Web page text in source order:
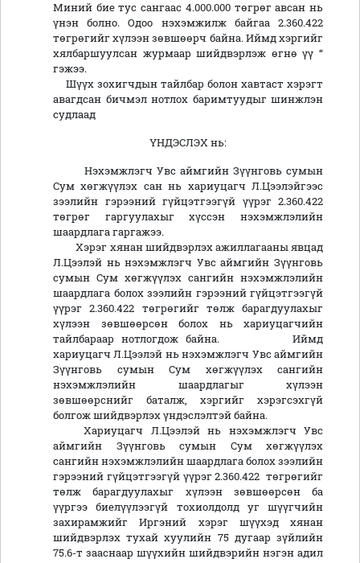
Миний бие тус сангаас 4.000.000 төгрөг авсан нь
үнэн болно. Одоо нэхэмжилж байгаа 2.360.422
төгрөгийг хүлээн зөвшөөрч байна. Иймд хэргийг
хялбаршуулсан журмаар шийдвэрлэж өгнө үү “
гэжээ.
Шүүх зохигчдын тайлбар болон хавтаст хэрэгт
авагдсан бичмэл нотлох баримтуудыг шинжлэн
судлаад
ҮНДЭСЛЭХ нь:
Нэхэмжлэгч Увс аймгийн Зүүнговь сумын
Сум хөгжүүлэх сан нь хариуцагч Л.Цээлэйгээс
зээлийн гэрээний гүйцэтгээгүй үүрэг 2.360.422
төгрөг гаргуулахыг хүссэн нэхэмжлэлийн
шаардлага гаргажээ.
Хэрэг хянан шийдвэрлэх ажиллагааны явцад
Л.Цээлэй нь нэхэмжлэгч Увс аймгийн Зүүнговь
сумын Сум хөгжүүлэх сангийн нэхэмжлэлийн
шаардлага болох зээлийн гэрээний гүйцэтгээгүй
үүрэг 2.360.422 төгрөгийг төлж барагдуулахыг
хүлээн зөвшөөрсөн болох нь хариуцагчийн
тайлбараар нотлогдож байна. Иймд
хариуцагч Л.Цээлэй нь нэхэмжлэгч Увс аймгийн
Зүүнговь сумын Сум хөгжүүлэх сангийн
нэхэмжлэлийн шаардлагыг хүлээн
зөвшөөрснийг баталж, хэргийг хэрэгсэхгүй
болгож шийдвэрлэх үндэслэлтэй байна.
Хариуцагч Л.Цээлэй нь нэхэмжлэгч Увс
аймгийн Зүүнговь сумын Сум хөгжүүлэх
сангийн нэхэмжлэлийн шаардлага болох зээлийн
гэрээний гүйцэтгээгүй үүрэг 2.360.422 төгрөгийг
төлж барагдуулахыг хүлээн зөвшөөрсөн ба
үүргээ биелүүлээгүй тохиолдолд уг шүүгчийн
захирамжийг Иргэний хэрэг шүүхэд хянан
шийдвэрлэх тухай хуулийн 75 дугаар зүйлийн
75.6-т зааснаар шүүхийн шийдвэрийн нэгэн адил